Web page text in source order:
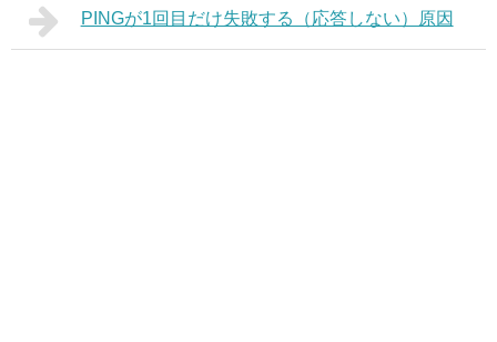
PINGが1回目だけ失敗する（応答しない）原因